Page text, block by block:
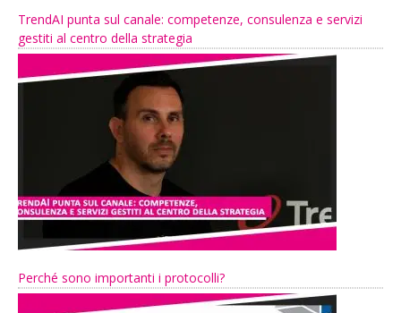
TrendAI punta sul canale: competenze, consulenza e servizi
gestiti al centro della strategia
Perché sono importanti i protocolli?